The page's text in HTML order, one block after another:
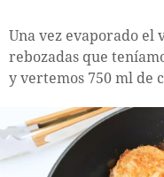
Una vez evaporado el
rebozadas que
y vertemos 750 ml de